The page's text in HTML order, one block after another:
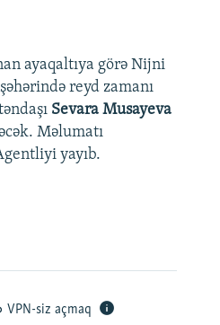
ayaqaltıya görə Nijni
reyd zamanı
Sevara Musayeva
Məlumatı
yayıb.
VPN-siz açmaq